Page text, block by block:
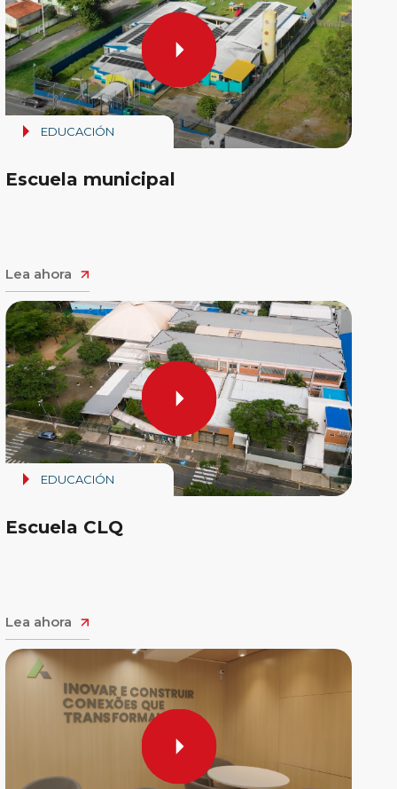
EDUCACIÓN
Escuela municipal
Lea ahora
EDUCACIÓN
Escuela CLQ
Lea ahora